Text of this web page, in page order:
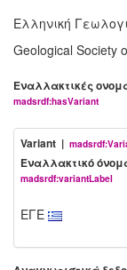
Ελληνική
Geological Society
Εναλλακτικές
madsrdf:hasVariant
Variant |
Εναλλακτικό
madsrdf:variantLabel
ΕΓΕ